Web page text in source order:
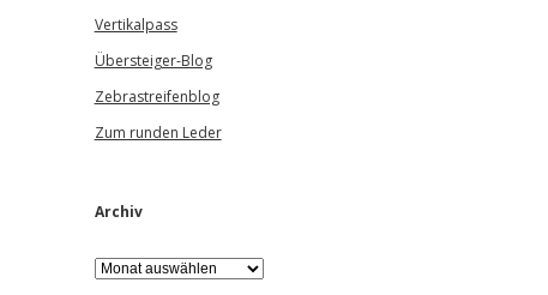
Vertikalpass
Übersteiger-Blog
Zebrastreifenblog
Zum runden Leder
Archiv
A
r